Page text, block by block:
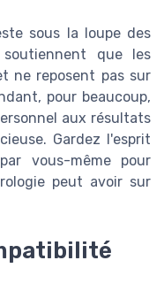
sous la loupe des
que les
ne reposent pas sur
pour beaucoup,
aux résultats
Gardez l'esprit
vous-même pour
peut avoir sur